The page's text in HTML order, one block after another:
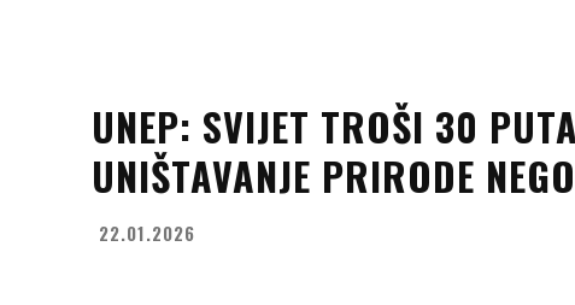
UNEP: SVIJET TROŠI 30
UNIŠTAVANJE PRIRODE
22.01.2026